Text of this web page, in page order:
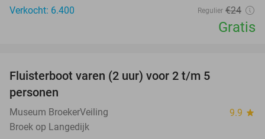
Verkocht: 6.400
Regulier €24
Gratis
Fluisterboot varen (2 uur) voor 2 t/m 5
personen
Museum BroekerVeiling 9.9 star
Broek op Langedijk